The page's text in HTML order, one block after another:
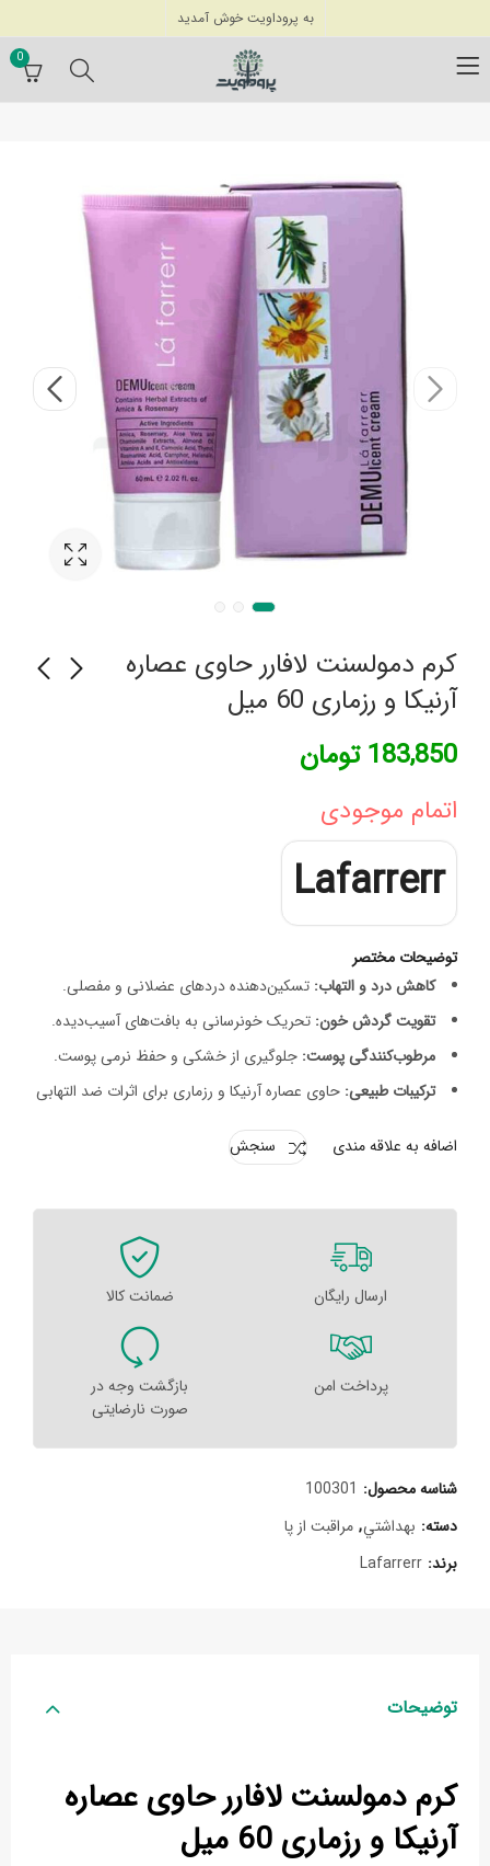
به پروداویت خوش آمدید
0
کرم دمولسنت لافارر حاوی عصاره
آرنیکا و رزماری 60 میل
183,850 تومان
اتمام موجودی
Lafarrerr
توضیحات مختصر
کاهش درد و التهاب: تسکین‌دهنده دردهای عضلانی و مفصلی.
تقویت گردش خون: تحریک خونرسانی به بافت‌های آسیب‌دیده.
مرطوب‌کنندگی پوست: جلوگیری از خشکی و حفظ نرمی پوست.
ترکیبات طبیعی: حاوی عصاره آرنیکا و رزماری برای اثرات ضد التهابی
اضافه به علاقه مندی سنجش
ارسال رایگان ضمانت کالا
پرداخت امن
بازگشت وجه در
صورت نارضایتی
شناسه محصول: 100301
دسته: بهداشتي, مراقبت از پا
برند: Lafarrerr
توضیحات
کرم دمولسنت لافارر حاوی عصاره
آرنیکا و رزماری 60 میل